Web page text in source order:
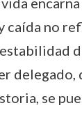
caída no
se